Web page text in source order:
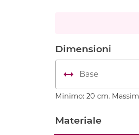
Dimensioni
Minimo: 20 cm.
Materiale